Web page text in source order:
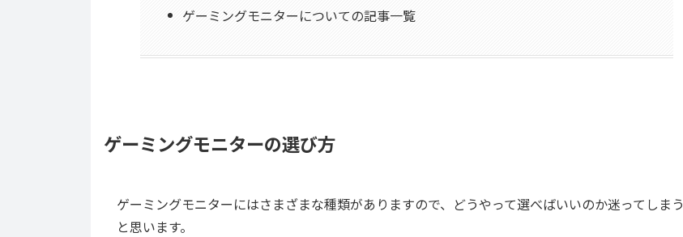
ゲーミングモニターについての記事一覧
ゲーミングモニターの選び方
ゲーミングモニターにはさまざまな種類がありますので、どうやって選べばいいのか迷ってしまう
と思います。